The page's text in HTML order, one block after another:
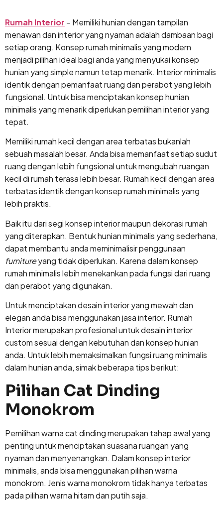
keRumah Interior – Memiliki hunian dengan tampilan
menawan dan interior yang nyaman adalah dambaan bagi
setiap orang. Konsep rumah minimalis yang modern
menjadi pilihan ideal bagi anda yang menyukai konsep
hunian yang simple namun tetap menarik. Interior minimalis
identik dengan pemanfaat ruang dan perabot yang lebih
fungsional. Untuk bisa menciptakan konsep hunian
minimalis yang menarik diperlukan pemilihan interior yang
tepat.
Memiliki rumah kecil dengan area terbatas bukanlah
sebuah masalah besar. Anda bisa memanfaat setiap sudut
ruang dengan lebih fungsional untuk mengubah ruangan
kecil di rumah terasa lebih besar. Rumah kecil dengan area
terbatas identik dengan konsep rumah minimalis yang
lebih praktis.
Baik itu dari segi konsep interior maupun dekorasi rumah
yang diterapkan. Bentuk hunian minimalis yang sederhana,
dapat membantu anda meminimalisir penggunaan
furnitureyang tidak diperlukan. Karena dalam konsep
rumah minimalis lebih menekankan pada fungsi dari ruang
dan perabot yang digunakan.
Untuk menciptakan desain interior yang mewah dan
elegan anda bisa menggunakan jasa interior. Rumah
Interior merupakan profesional untuk desain interior
custom sesuai dengan kebutuhan dan konsep hunian
anda. Untuk lebih memaksimalkan fungsi ruang minimalis
dalam hunian anda, simak beberapa tips berikut:
Pilihan Cat Dinding
Monokrom
Pemilihan warna cat dinding merupakan tahap awal yang
penting untuk menciptakan suasana ruangan yang
nyaman dan menyenangkan. Dalam konsep interior
minimalis, anda bisa menggunakan pilihan warna
monokrom. Jenis warna monokrom tidak hanya terbatas
pada pilihan warna hitam dan putih saja.